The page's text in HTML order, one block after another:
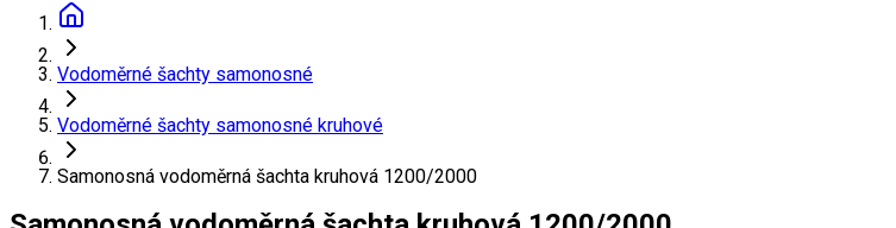
Vodoměrné šachty samonosné
Vodoměrné šachty samonosné kruhové
Samonosná vodoměrná šachta kruhová 1200/2000